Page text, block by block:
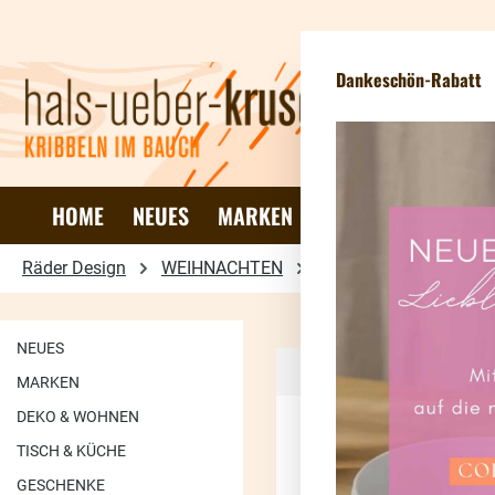
HOME NEUES MARKEN DEKO & WOHNEN
Räder Design WEIHNACHTEN Schöne Bescherung
NEUES
MARKEN
DEKO & WOHNEN
TISCH & KÜCHE
GESCHENKE
Seite
2
Neu
Dankeschön-Rabatt